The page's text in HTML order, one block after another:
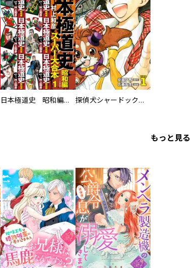
日本極道史 昭和編 スーパー大合本 探偵犬シャードック（新装版）
もっと見る